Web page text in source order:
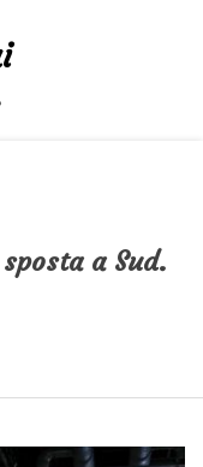
a Sud.